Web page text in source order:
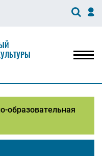
образовательная